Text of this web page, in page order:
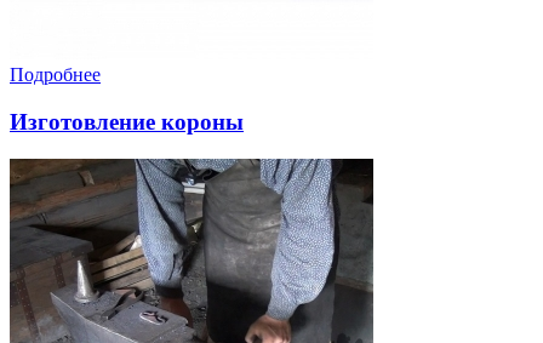
Подробнее
Изготовление короны